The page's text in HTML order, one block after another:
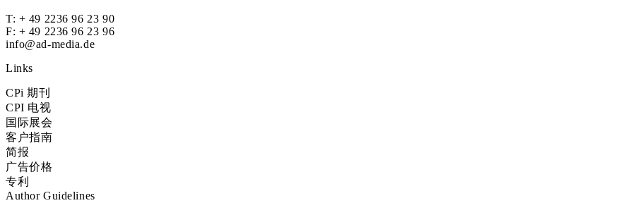
T: + 49 2236 96 23 90
F: + 49 2236 96 23 96
info@ad-media.de
Links
CPi 期刊
CPI 电视
国际展会
客户指南
简报
广告价格
专利
Author Guidelines